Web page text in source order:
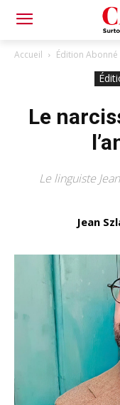
Accueil Édition Abonné
Le
Le linguiste
Jean